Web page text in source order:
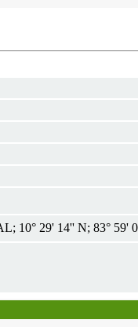
10° 29' 14'' N; 83° 59'